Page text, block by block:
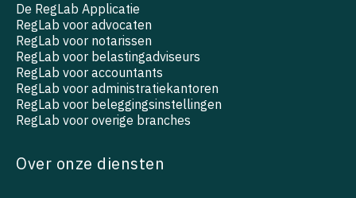
De RegLab Applicatie
RegLab voor advocaten
RegLab voor notarissen
RegLab voor belastingadviseurs
RegLab voor accountants
RegLab voor administratiekantoren
RegLab voor beleggingsinstellingen
RegLab voor overige branches
Over onze diensten